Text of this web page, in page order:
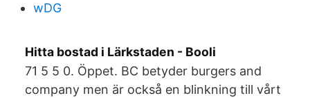
wDG
Hitta bostad i Lärkstaden - Booli
71 5 5 0. Öppet. BC betyder burgers and
company men är också en blinkning till vårt